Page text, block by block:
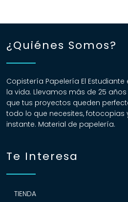
¿Quiénes Somos?
Copistería Papelería El
la vida. Llevamos más de 25
que tus proyectos queden
todo lo que necesites, fotocopias
instante. Material de papelería.
Te Interesa
TIENDA